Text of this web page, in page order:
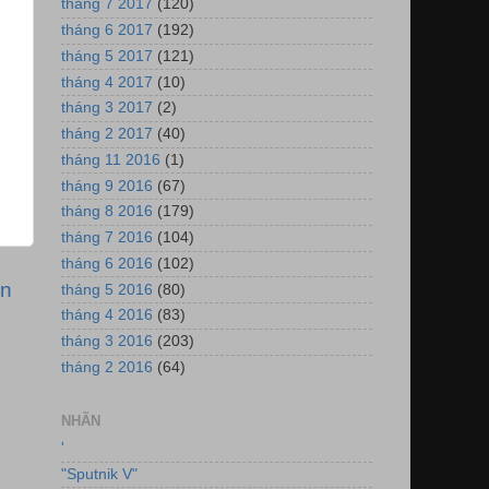
tháng 7 2017 (120)
tháng 6 2017 (192)
tháng 5 2017 (121)
tháng 4 2017 (10)
tháng 3 2017 (2)
tháng 2 2017 (40)
tháng 11 2016 (1)
tháng 9 2016 (67)
tháng 8 2016 (179)
tháng 7 2016 (104)
tháng 6 2016 (102)
tháng 5 2016 (80)
tháng 4 2016 (83)
tháng 3 2016 (203)
tháng 2 2016 (64)
NHÃN
'
"Sputnik V"